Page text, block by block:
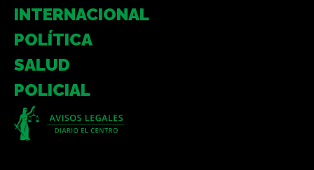
INTERNACIONAL
POLÍTICA
SALUD
POLICIAL